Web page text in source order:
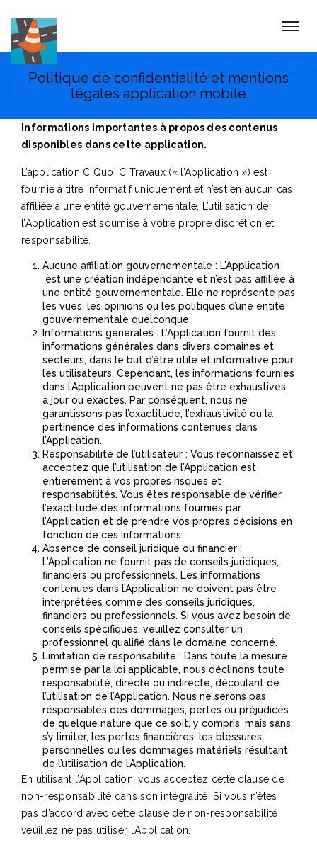
Politique de confidentialité et mentions
légales application mobile
Informations importantes à propos des contenus
disponibles dans cette application.
L’application C Quoi C Travaux (« l’Application ») est
fournie à titre informatif uniquement et n’est en aucun cas
affiliée à une entité gouvernementale. L’utilisation de
l’Application est soumise à votre propre discrétion et
responsabilité.
Aucune affiliation gouvernementale : L’Application
est une création indépendante et n’est pas affiliée à
une entité gouvernementale. Elle ne représente pas
les vues, les opinions ou les politiques d’une entité
gouvernementale quelconque.
Informations générales : L’Application fournit des
informations générales dans divers domaines et
secteurs, dans le but d’être utile et informative pour
les utilisateurs. Cependant, les informations fournies
dans l’Application peuvent ne pas être exhaustives,
à jour ou exactes. Par conséquent, nous ne
garantissons pas l’exactitude, l’exhaustivité ou la
pertinence des informations contenues dans
l’Application.
Responsabilité de l’utilisateur : Vous reconnaissez et
acceptez que l’utilisation de l’Application est
entièrement à vos propres risques et
responsabilités. Vous êtes responsable de vérifier
l’exactitude des informations fournies par
l’Application et de prendre vos propres décisions en
fonction de ces informations.
Absence de conseil juridique ou financier :
L’Application ne fournit pas de conseils juridiques,
financiers ou professionnels. Les informations
contenues dans l’Application ne doivent pas être
interprétées comme des conseils juridiques,
financiers ou professionnels. Si vous avez besoin de
conseils spécifiques, veuillez consulter un
professionnel qualifié dans le domaine concerné.
Limitation de responsabilité : Dans toute la mesure
permise par la loi applicable, nous déclinons toute
responsabilité, directe ou indirecte, découlant de
l’utilisation de l’Application. Nous ne serons pas
responsables des dommages, pertes ou préjudices
de quelque nature que ce soit, y compris, mais sans
s’y limiter, les pertes financières, les blessures
personnelles ou les dommages matériels résultant
de l’utilisation de l’Application.
En utilisant l’Application, vous acceptez cette clause de
non-responsabilité dans son intégralité. Si vous n’êtes
pas d’accord avec cette clause de non-responsabilité,
veuillez ne pas utiliser l’Application.